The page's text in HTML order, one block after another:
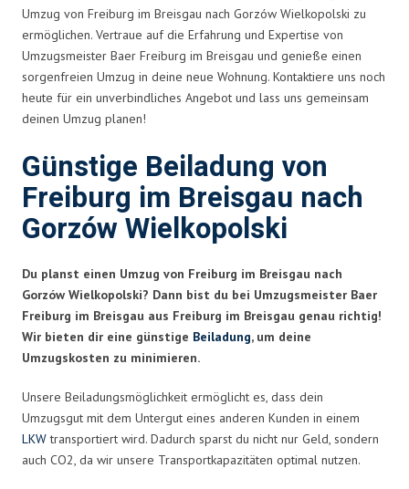
Umzug von Freiburg im Breisgau nach Gorzów Wielkopolski zu
ermöglichen. Vertraue auf die Erfahrung und Expertise von
Umzugsmeister Baer Freiburg im Breisgau und genieße einen
sorgenfreien Umzug in deine neue Wohnung. Kontaktiere uns noch
heute für ein unverbindliches Angebot und lass uns gemeinsam
deinen Umzug planen!
Günstige Beiladung von
Freiburg im Breisgau nach
Gorzów Wielkopolski
Du planst einen Umzug von Freiburg im Breisgau nach
Gorzów Wielkopolski? Dann bist du bei Umzugsmeister Baer
Freiburg im Breisgau aus Freiburg im Breisgau genau richtig!
Wir bieten dir eine günstige Beiladung, um deine
Umzugskosten zu minimieren.
Unsere Beiladungsmöglichkeit ermöglicht es, dass dein
Umzugsgut mit dem Untergut eines anderen Kunden in einem
LKWtransportiert wird. Dadurch sparst du nicht nur Geld, sondern
auch CO2, da wir unsere Transportkapazitäten optimal nutzen.